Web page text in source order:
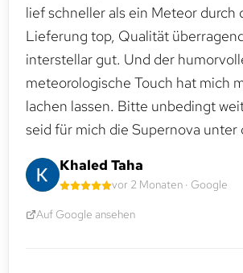
lief schneller als ein Meteor durch
Lieferung top, Qualität
interstellar gut. Und der
meteorologische Touch hat mich
lachen lassen. Bitte unbedingt
seid für mich die Supernova unter
Khaled Taha
vor 2 Monaten · Google
Auf Google ansehen